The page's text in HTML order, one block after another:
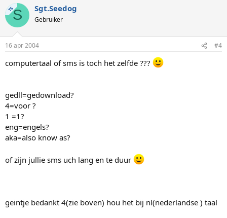
TSS Sgt.Seedog
Gebruiker
16 apr 2004 #4
computertaal of sms is toch het zelfde ???
gedll=gedownload?
4=voor ?
1 =1?
eng=engels?
aka=also know as?
of zijn jullie sms uch lang en te duur
geintje bedankt 4(zie boven) hou het bij nl(nederlandse ) taal